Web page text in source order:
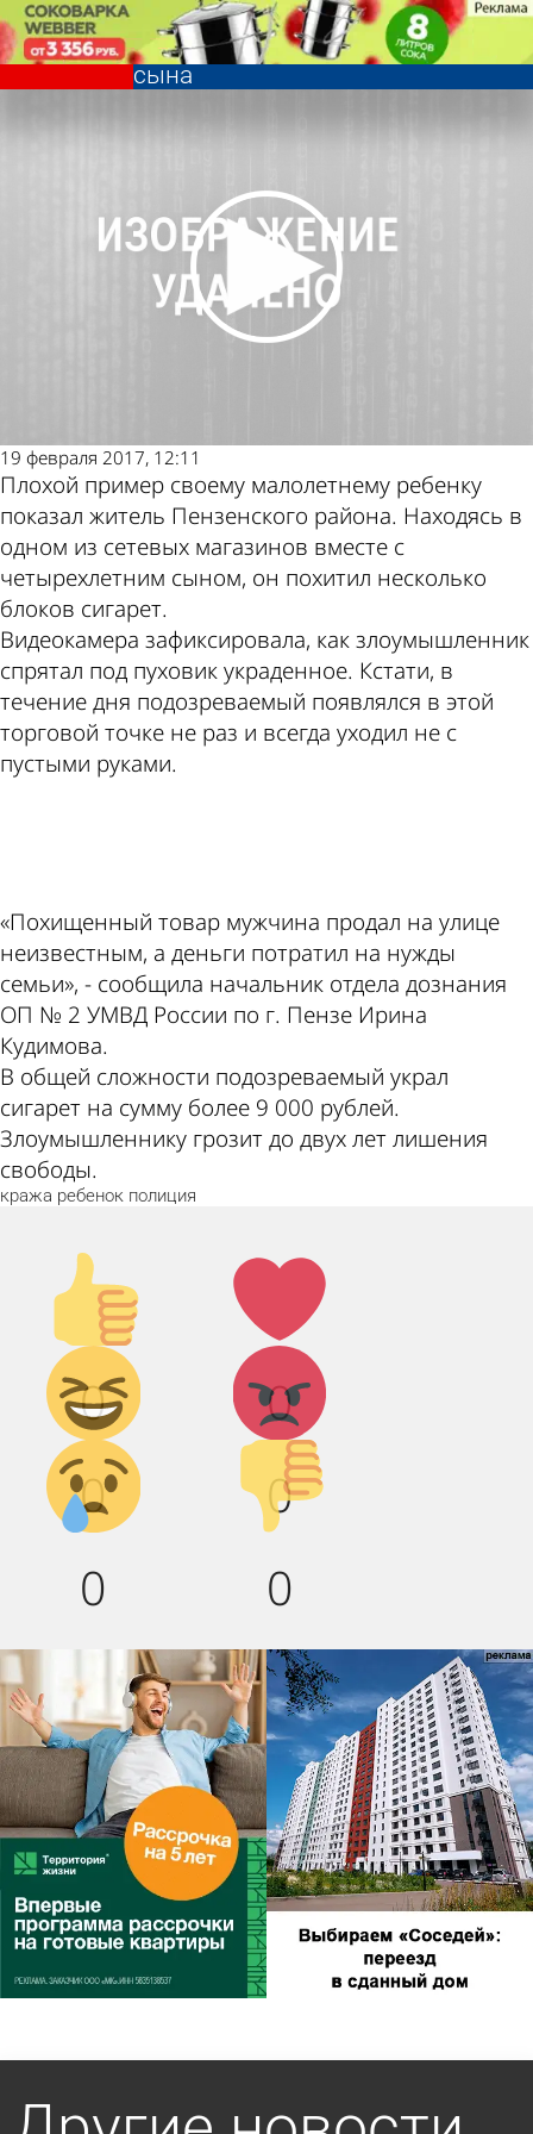
Пензенец похитил из магазина
сигареты в присутствии своего
сына
Криминал
19 февраля 2017, 12:11
Плохой пример своему малолетнему ребенку
показал житель Пензенского района. Находясь в
одном из сетевых магазинов вместе с
четырехлетним сыном, он похитил несколько
блоков сигарет.
Видеокамера зафиксировала, как злоумышленник
спрятал под пуховик украденное. Кстати, в
течение дня подозреваемый появлялся в этой
торговой точке не раз и всегда уходил не с
пустыми руками.
«Похищенный товар мужчина продал на улице
неизвестным, а деньги потратил на нужды
семьи», - сообщила начальник отдела дознания
ОП № 2 УМВД России по г. Пензе Ирина
Кудимова.
В общей сложности подозреваемый украл
сигарет на сумму более 9 000 рублей.
Злоумышленнику грозит до двух лет лишения
свободы.
кража ребенок полиция
Палец
вверх!
0
Лайк!
0
Дикий
смех!
0
Агрессия!
0
Грусть :(
0
Палец
вниз!
0
Пензенец похитил из магазина
Другие новости
по теме
Погода и курсы
валют в Пензе